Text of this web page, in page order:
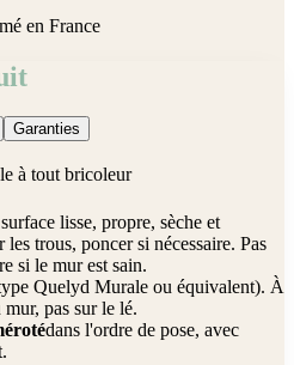
en France
Garanties
à tout bricoleur
lisse, propre, sèche et
les trous, poncer si nécessaire. Pas
si le mur est sain.
Quelyd Murale ou équivalent). À
pas sur le lé.
dans l'ordre de pose, avec